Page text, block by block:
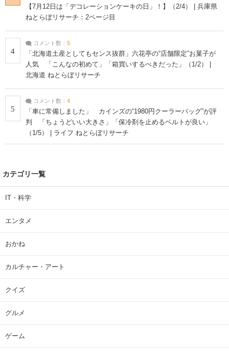
【7月12日は「デコレーションケーキの日」！】（2/4） | 兵庫県
ねとらぼリサーチ：2ページ目
4
コメント数： 5
「北海道土産としてもセンス抜群」六花亭の“店舗限定”お菓子が
人気 「こんなの初めて」「箱買いするべきだった」（1/2） |
北海道 ねとらぼリサーチ
5
コメント数： 4
「車に常備しました」 カインズの“1980円クーラーバッグ”が評
判 「ちょうどいい大きさ」「保冷剤を止めるベルトが良い」
（1/5） | ライフ ねとらぼリサーチ
カテゴリ一覧
IT・科学
エンタメ
おかね
カルチャー・アート
クイズ
グルメ
ゲーム